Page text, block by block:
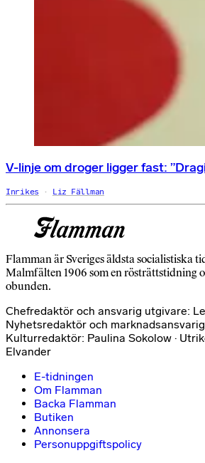
V-linje om droger ligger fast:
Inrikes Liz Fällman
Flamman är Sveriges äldsta socialistiska
Malmfälten 1906 som en rösträttstidning
obunden.
Chefredaktör och ansvarig utgivare:
Nyhetsredaktör och
Kulturredaktör: Paulina Sokolow ·
Elvander
E-tidningen
Om Flamman
Backa Flamman
Butiken
Annonsera
Personuppgiftspolicy